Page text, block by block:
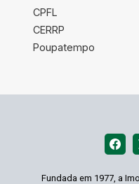
CPFL
CERRP
Poupatempo
Fundada em 1977, a